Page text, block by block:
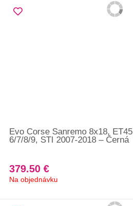
Evo Corse Sanremo 8x18,
6/7/8/9, STI 2007-2018 – Černá
379.50 €
Na objednávku